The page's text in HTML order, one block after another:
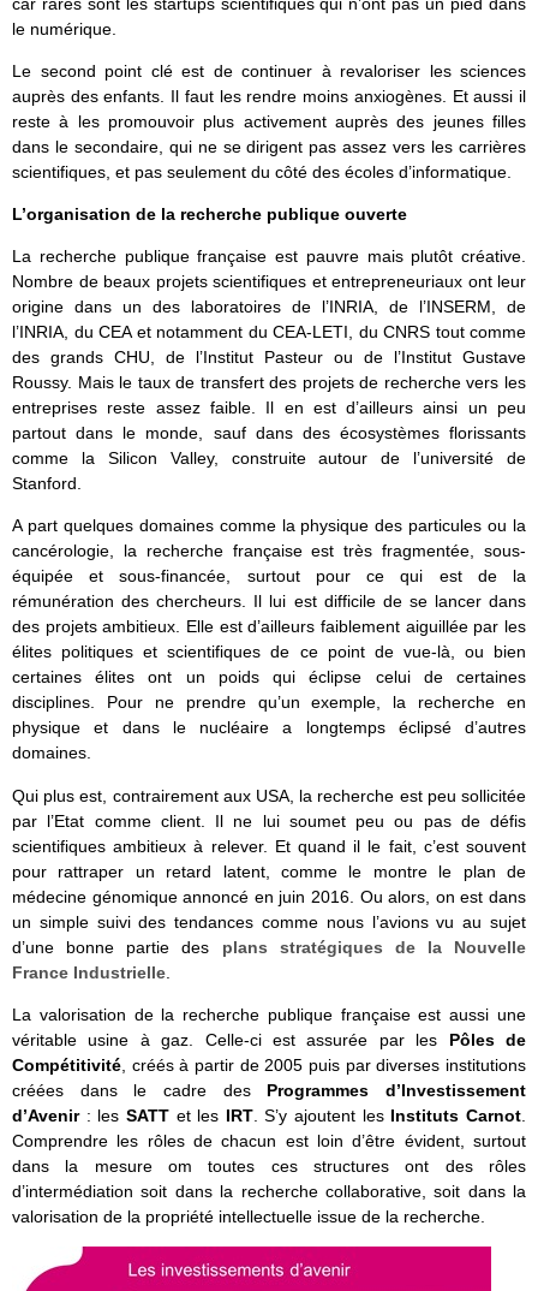
le numérique.
Le second point clé est de continuer à revaloriser les sciences
auprès des enfants. Il faut les rendre moins anxiogènes. Et aussi il
reste à les promouvoir plus activement auprès des jeunes filles
dans le secondaire, qui ne se dirigent pas assez vers les carrières
scientifiques, et pas seulement du côté des écoles d’informatique.
L’organisation de la recherche publique ouverte
La recherche publique française est pauvre mais plutôt créative.
Nombre de beaux projets scientifiques et entrepreneuriaux ont leur
origine dans un des laboratoires de l’INRIA, de l’INSERM, de
l’INRIA, du CEA et notamment du CEA-LETI, du CNRS tout comme
des grands CHU, de l’Institut Pasteur ou de l’Institut Gustave
Roussy. Mais le taux de transfert des projets de recherche vers les
entreprises reste assez faible. Il en est d’ailleurs ainsi un peu
partout dans le monde, sauf dans des écosystèmes florissants
comme la Silicon Valley, construite autour de l’université de
Stanford.
A part quelques domaines comme la physique des particules ou la
cancérologie, la recherche française est très fragmentée, sous-
équipée et sous-financée, surtout pour ce qui est de la
rémunération des chercheurs. Il lui est difficile de se lancer dans
des projets ambitieux. Elle est d’ailleurs faiblement aiguillée par les
élites politiques et scientifiques de ce point de vue-là, ou bien
certaines élites ont un poids qui éclipse celui de certaines
disciplines. Pour ne prendre qu’un exemple, la recherche en
physique et dans le nucléaire a longtemps éclipsé d’autres
domaines.
Qui plus est, contrairement aux USA, la recherche est peu sollicitée
par l’Etat comme client. Il ne lui soumet peu ou pas de défis
scientifiques ambitieux à relever. Et quand il le fait, c’est souvent
pour rattraper un retard latent, comme le montre le plan de
médecine génomique annoncé en juin 2016. Ou alors, on est dans
un simple suivi des tendances comme nous l’avions vu au sujet
d’une bonne partie des plans stratégiques de la Nouvelle
France Industrielle
La valorisation de la recherche publique française est aussi une
véritable usine à gaz. Celle-ci est assurée par les Pôles de
Compétitivité , créés à partir de 2005 puis par diverses institutions
créées dans le cadre des Programmes d’Investissement
d’Avenir : les SATT et les IRT. S’y ajoutent les Instituts Carnot
Comprendre les rôles de chacun est loin d’être évident, surtout
dans la mesure om toutes ces structures ont des rôles
d’intermédiation soit dans la recherche collaborative, soit dans la
valorisation de la propriété intellectuelle issue de la recherche.